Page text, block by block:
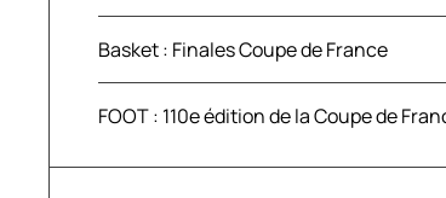
Basket : Finales Coupe de France
FOOT : 110e édition de la Coupe de